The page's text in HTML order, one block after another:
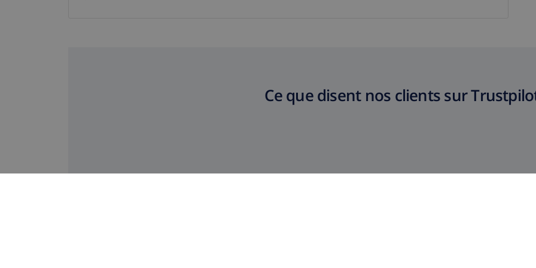
Ce que disent nos clients sur